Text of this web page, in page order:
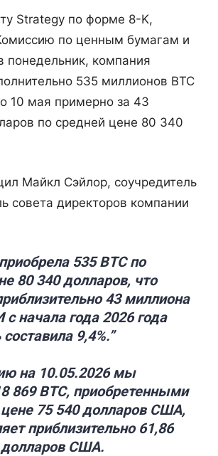
Strategy по форме 8-K,
по ценным бумагам и
компания
535 миллионов BTC
10 мая примерно за 43
по средней цене 80 340
Майкл Сэйлор, соучредитель
совета директоров компании
535 BTC по
80 340 долларов, что
43 миллиона
начала года 2026 года
9,4%.”
на 10.05.2026 мы
869 BTC, приобретенными
75 540 долларов США,
приблизительно 61,86
США.